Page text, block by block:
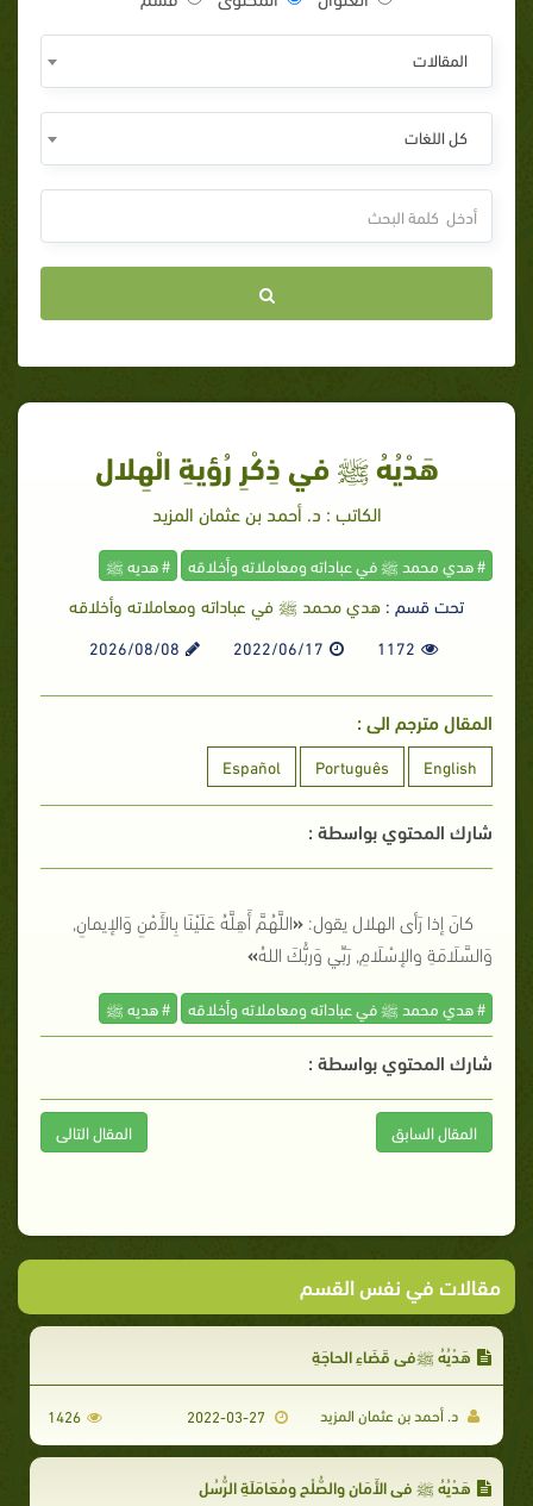
المقالات
كل اللغات
هَدْيُهُ ﷺ في ذِكْرِ رُؤيةِ الْهِلال
الكاتب : د. أحمد بن عثمان المزيد
# هدي محمد ﷺ في عباداته ومعاملاته وأخلاقه # هديه ﷺ
تحت قسم : هدي محمد ﷺ في عباداته ومعاملاته وأخلاقه
1172
2022/06/17
2026/08/08
المقال مترجم الى :
English
Português
Español
شارك المحتوي بواسطة :
كانَ إذا رَأى الهلال يقول: «اللَّهُمَّ أَهِلَّهُ عَلَيْنَا بِالأَمْنِ وَالإيمانِ,
وَالسَّلَامَةِ والإسْلَامِ, رَبِّي وَربُّكَ اللهُ»
# هدي محمد ﷺ في عباداته ومعاملاته وأخلاقه # هديه ﷺ
شارك المحتوي بواسطة :
المقال السابق المقال التالى
مقالات في نفس القسم
هَدْيُهُ ﷺفي قَضَاءِ الحاجَةِ
د. أحمد بن عثمان المزيد 1426
هَدْيُهُ ﷺ في الأَمَانِ والصُّلْحِ ومُعَامَلَةِ الرُّسُلِ